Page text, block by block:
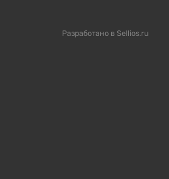
Разработано в Sellios.ru